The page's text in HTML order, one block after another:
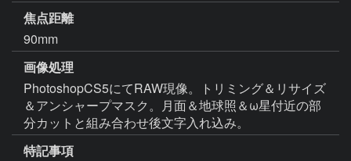
焦点距離
90mm
画像処理
PhotoshopCS5にてRAW現像。トリミング＆リサイズ
＆アンシャープマスク。月面＆地球照＆ω星付近の部
分カットと組み合わせ後文字入れ込み。
特記事項